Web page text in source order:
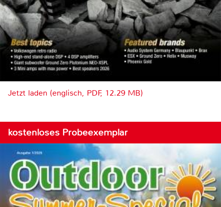
Jetzt laden (englisch, PDF, 12.29 MB)
kostenloses Probeexemplar